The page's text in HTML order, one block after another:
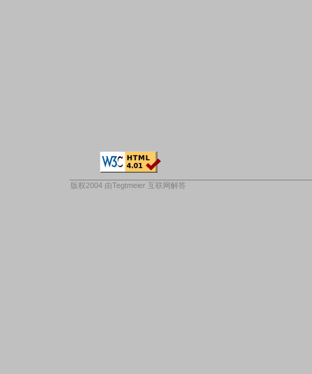
版权2004 由Tegtmeier 互联网解答